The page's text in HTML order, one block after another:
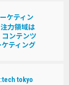
ケティン
力領域は
コンテンツ
ティング
tokyo